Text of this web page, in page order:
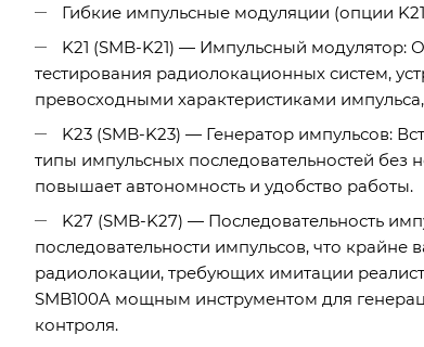
Гибкие импульсные модуляции (опции
K21 (SMB-K21) — Импульсный
тестирования радиолокационных систем,
превосходными характеристиками
K23 (SMB-K23) — Генератор импульсов:
типы импульсных последовательностей без
повышает автономность и удобство работы.
K27 (SMB-K27) — Последовательность
последовательности импульсов, что
радиолокации, требующих имитации
SMB100A мощным инструментом для
контроля.